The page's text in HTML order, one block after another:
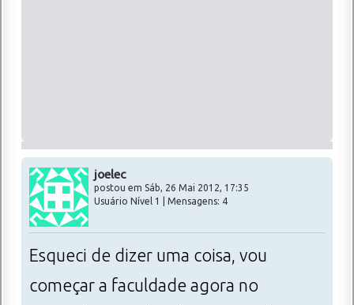
joelec
postou em Sáb, 26 Mai 2012, 17:35
Usuário Nível 1 | Mensagens: 4
Esqueci de dizer uma coisa, vou
começar a faculdade agora no